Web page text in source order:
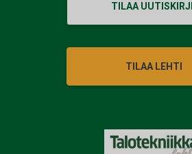
TILAA
TILAA LEHTI